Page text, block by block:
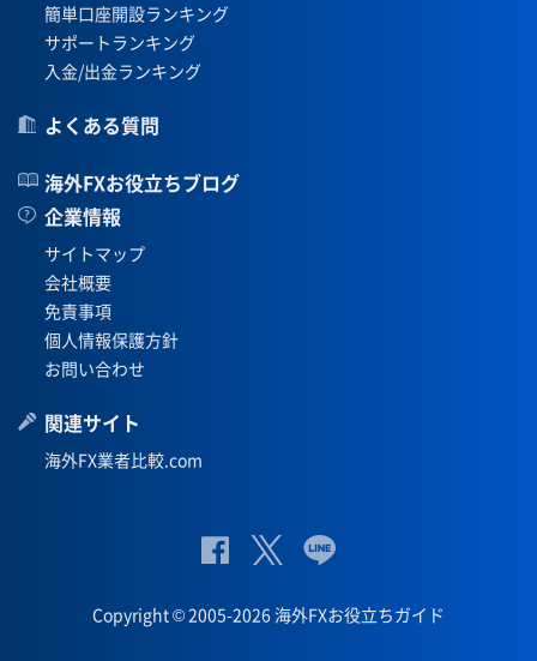
簡単口座開設ランキング
サポートランキング
入金/出金ランキング
よくある質問
海外FXお役立ちブログ
企業情報
サイトマップ
会社概要
免責事項
個人情報保護方針
お問い合わせ
関連サイト
海外FX業者比較.com
式
Twit
ter
式
Copyright © 2005-2026 海外FXお役立ちガイド